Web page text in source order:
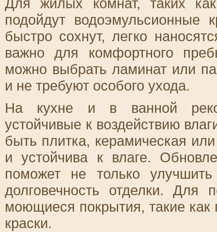
Для жилых комнат, таких
подойдут водоэмульсионные
быстро сохнут, легко
важно для комфортного
можно выбрать ламинат или
и не требуют особого ухода.
На кухне и в ванной
устойчивые к воздействию
быть плитка, керамическая
и устойчива к влаге.
поможет не только
долговечность отделки. Для
моющиеся покрытия, такие
краски.